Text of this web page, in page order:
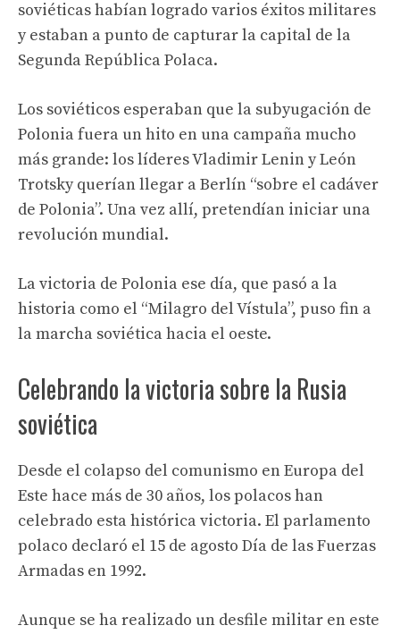
soviéticas habían logrado varios éxitos militares
y estaban a punto de capturar la capital de la
Segunda República Polaca.
Los soviéticos esperaban que la subyugación de
Polonia fuera un hito en una campaña mucho
más grande: los líderes Vladimir Lenin y León
Trotsky querían llegar a Berlín “sobre el cadáver
de Polonia”. Una vez allí, pretendían iniciar una
revolución mundial.
La victoria de Polonia ese día, que pasó a la
historia como el “Milagro del Vístula”, puso fin a
la marcha soviética hacia el oeste.
Celebrando la victoria sobre la Rusia
soviética
Desde el colapso del comunismo en Europa del
Este hace más de 30 años, los polacos han
celebrado esta histórica victoria. El parlamento
polaco declaró el 15 de agosto Día de las Fuerzas
Armadas en 1992.
Aunque se ha realizado un desfile militar en este